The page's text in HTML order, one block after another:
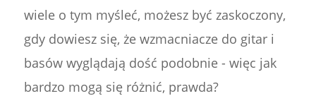
wiele o tym myśleć, możesz być zaskoczony,
gdy dowiesz się, że wzmacniacze do gitar i
basów wyglądają dość podobnie - więc jak
bardzo mogą się różnić, prawda?